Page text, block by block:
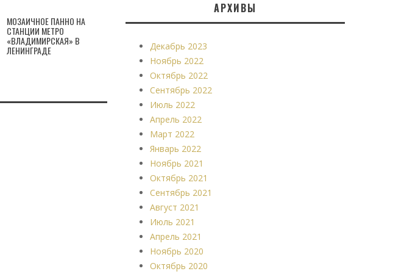
МОЗАИЧНОЕ ПАННО НА
СТАНЦИИ МЕТРО
«ВЛАДИМИРСКАЯ» В
ЛЕНИНГРАДЕ
АРХИВЫ
Декабрь 2023
Ноябрь 2022
Октябрь 2022
Сентябрь 2022
Июль 2022
Апрель 2022
Март 2022
Январь 2022
Ноябрь 2021
Октябрь 2021
Сентябрь 2021
Август 2021
Июль 2021
Апрель 2021
Ноябрь 2020
Октябрь 2020